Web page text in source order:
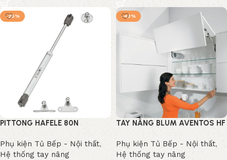
-25%
PITTONG HAFELE 80N
373.82.907
Phụ kiện Tủ Bếp - Nội thất,
Hệ thống tay nâng
-43%
TAY NÂNG BLUM AVENTOS HF
Phụ kiện Tủ Bếp - Nội thất,
Hệ thống tay nâng